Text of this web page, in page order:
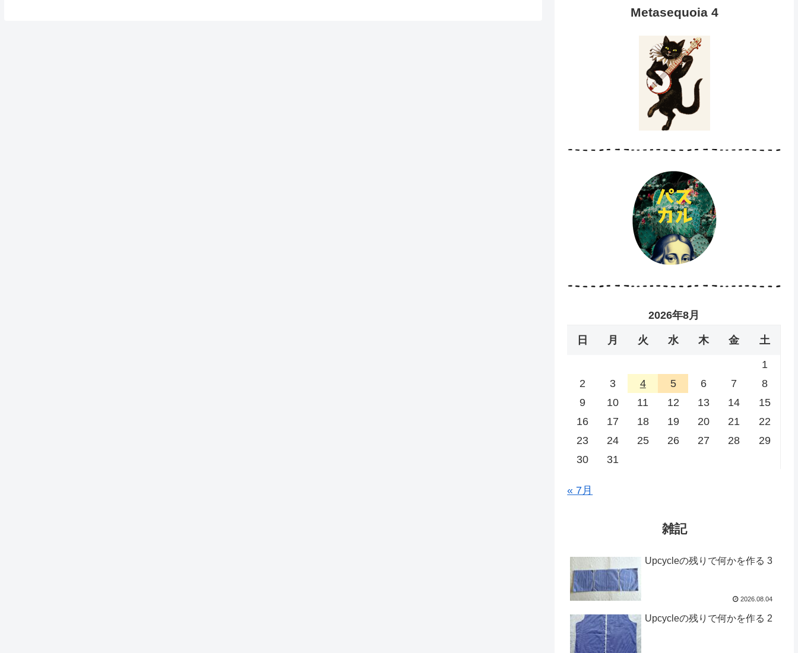
Metasequoia 4
2026年8月
日 月 火 水 木 金 土
1
2
3 4 5 6 7
8
9
10 11 12 13 14
15
16
17 18 19 20 21
22
23
24 25 26 27 28
29
30
31
« 7月
雑記
Upcycleの残りで何かを作る 3
2026.08.04
Upcycleの残りで何かを作る 2